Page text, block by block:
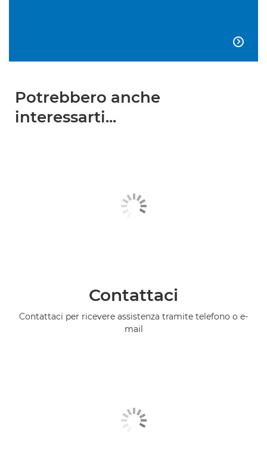

Potrebbero anche
interessarti...
Contattaci
Contattaci per ricevere assistenza tramite telefono o e-
mail